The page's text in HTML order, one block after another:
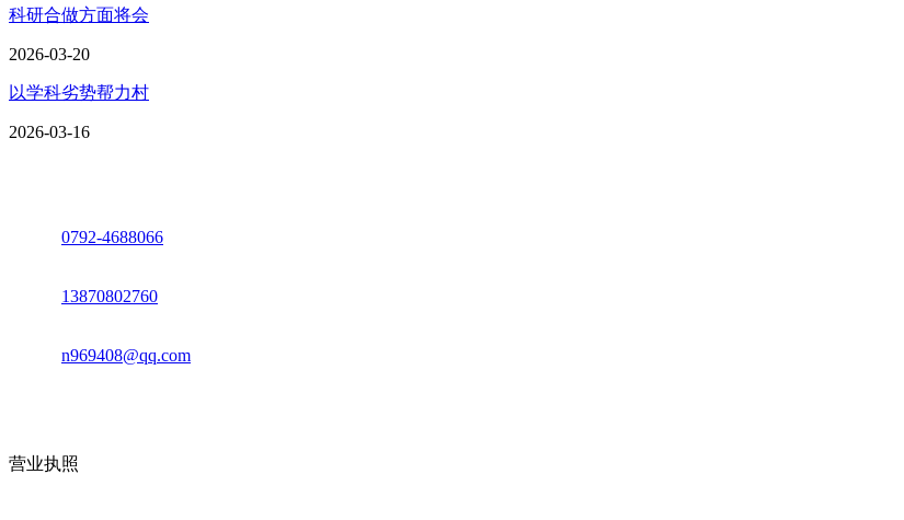
科研合做方面将会
2026-03-20
以学科劣势帮力村
2026-03-16
0792-4688066
13870802760
n969408@qq.com
营业执照